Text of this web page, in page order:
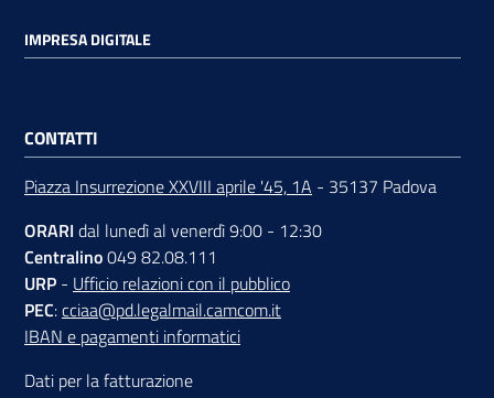
IMPRESA DIGITALE
CONTATTI
Piazza Insurrezione XXVIII aprile '45, 1A - 35137 Padova
ORARI dal lunedì al venerdì 9:00 - 12:30
Centralino049 82.08.111
URP - Ufficio relazioni con il pubblico
PEC:cciaa@pd.legalmail.camcom.it
IBAN e pagamenti informatici
Dati per la fatturazione